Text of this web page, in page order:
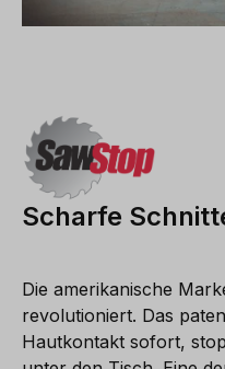
Scharfe
Die amerikanische
revolutioniert. Das
Hautkontakt sofort,